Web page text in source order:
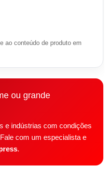
ao conteúdo de produto em
ou grande
e indústrias com condições
com um especialista e
.